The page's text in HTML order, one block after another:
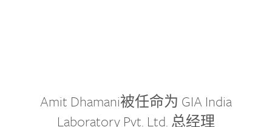
Amit Dhamani被任命为 GIA India
Laboratory Pvt. Ltd. 总经理